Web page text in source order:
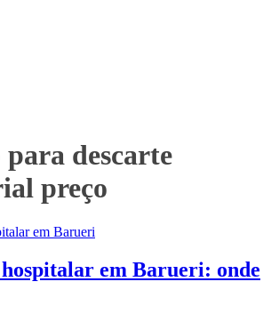
para descarte
preço
hospitalar em Barueri: onde